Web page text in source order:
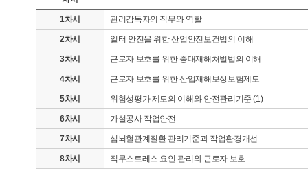
1차시 관리감독자의 직무와 역할
2차시 일터 안전을 위한 산업안전보건법의 이해
3차시 근로자 보호를 위한 중대재해처벌법의 이해
4차시 근로자 보호를 위한 산업재해보상보험제도
5차시 위험성평가 제도의 이해와 안전관리기준 (1)
6차시 가설공사 작업안전
7차시 심뇌혈관계질환 관리기준과 작업환경개선
8차시 직무스트레스 요인 관리와 근로자 보호